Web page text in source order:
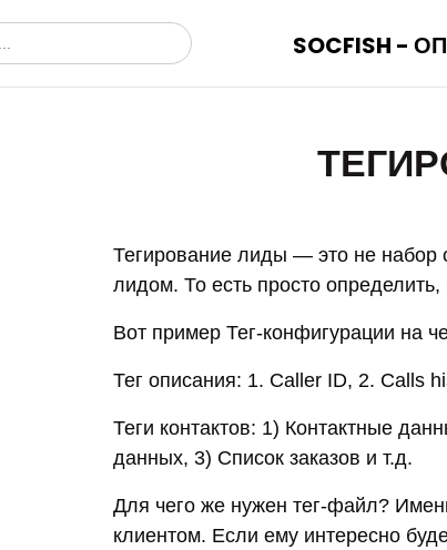
SOCFISH -
Тегирование лиды — это не набор
лидом. То есть просто
Вот пример Тег-конфигурации на
Тег описания: 1. Caller ID, 2. Calls
Теги контактов: 1) Контактные
данных, 3) Список заказов и т.д.
Для чего же нужен тег-файл?
клиентом. Если ему интересно